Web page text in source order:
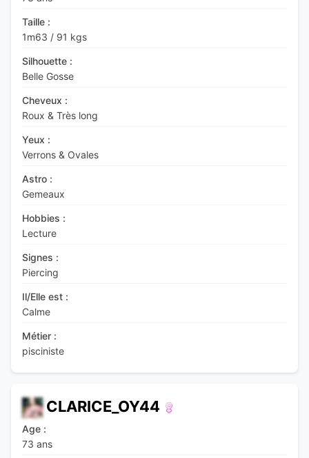
Taille :
1m63 / 91 kgs
Silhouette :
Belle Gosse
Cheveux :
Roux & Très long
Yeux :
Verrons & Ovales
Astro :
Gemeaux
Hobbies :
Lecture
Signes :
Piercing
Il/Elle est :
Calme
Métier :
pisciniste
CLARICE_OY44
Age :
73 ans